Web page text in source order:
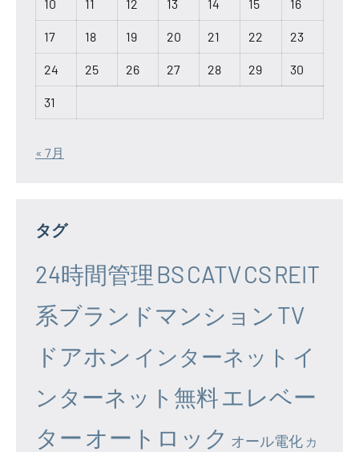
10 11 12 13 14 15 16
17 18 19 20 21 22 23
24 25 26 27 28 29 30
31
« 7月
タグ
24時間管理 BSCATVCSREIT
系ブランドマンション TV
ドアホン インターネット イ
ンターネット無料エレベー
ター オートロック オール電化 カ